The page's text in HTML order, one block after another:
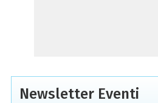
Newsletter Eventi